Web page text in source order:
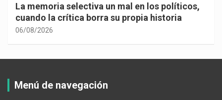
La memoria selectiva un mal en los políticos,
cuando la crítica borra su propia historia
06/08/2026
Menú de navegación